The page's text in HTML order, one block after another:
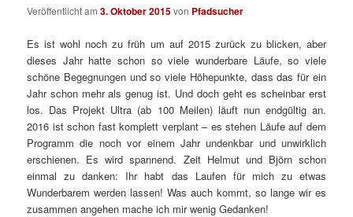
Veröffentlicht am3. Oktober 2015von Pfadsucher
Es ist wohl noch zu früh um auf 2015 zurück zu blicken, aber
dieses Jahr hatte schon so viele wunderbare Läufe, so viele
schöne Begegnungen und so viele Höhepunkte, dass das für ein
Jahr schon mehr als genug ist. Und doch geht es scheinbar erst
los. Das Projekt Ultra (ab 100 Meilen) läuft nun endgültig an.
2016 ist schon fast komplett verplant – es stehen Läufe auf dem
Programm die noch vor einem Jahr undenkbar und unwirklich
erschienen. Es wird spannend. Zeit Helmut und Björn schon
einmal zu danken: Ihr habt das Laufen für mich zu etwas
Wunderbarem werden lassen! Was auch kommt, so lange wir es
zusammen angehen mache ich mir wenig Gedanken!